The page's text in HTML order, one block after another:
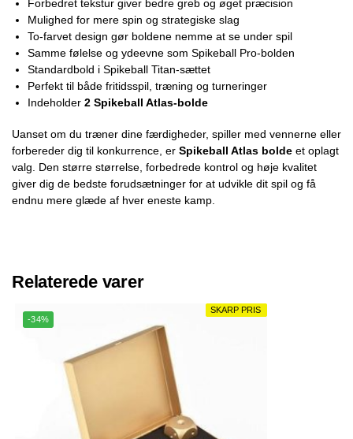
Forbedret tekstur giver bedre greb og øget præcision
Mulighed for mere spin og strategiske slag
To-farvet design gør boldene nemme at se under spil
Samme følelse og ydeevne som Spikeball Pro-bolden
Standardbold i Spikeball Titan-sættet
Perfekt til både fritidsspil, træning og turneringer
Indeholder 2 Spikeball Atlas-bolde
Uanset om du træner dine færdigheder, spiller med vennerne eller
forbereder dig til konkurrence, er Spikeball Atlas bolde et oplagt
valg. Den større størrelse, forbedrede kontrol og høje kvalitet
giver dig de bedste forudsætninger for at udvikle dit spil og få
endnu mere glæde af hver eneste kamp.
Relaterede varer
SKARP PRIS
-34%
SKARP PRIS